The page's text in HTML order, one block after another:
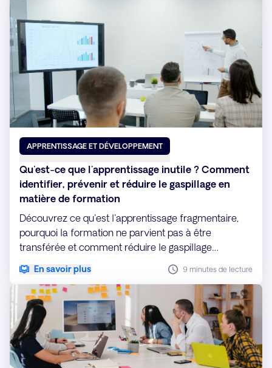
APPRENTISSAGE ET DÉVELOPPEMENT
Qu'est-ce que l'apprentissage inutile ? Comment
identifier, prévenir et réduire le gaspillage en
matière de formation
Découvrez ce qu'est l'apprentissage fragmentaire,
pourquoi la formation ne parvient pas à être
transférée et comment réduire le gaspillage
d'apprentissage à l'aide de l'analyse, du
renforcement et de l'alignement des rôles.
En savoir plus 9 minutes de lecture